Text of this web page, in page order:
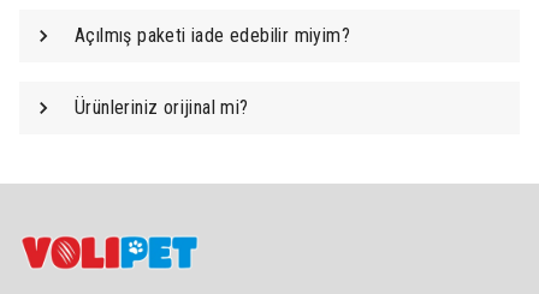
Açılmış paketi iade edebilir miyim?
Ürünleriniz orijinal mi?